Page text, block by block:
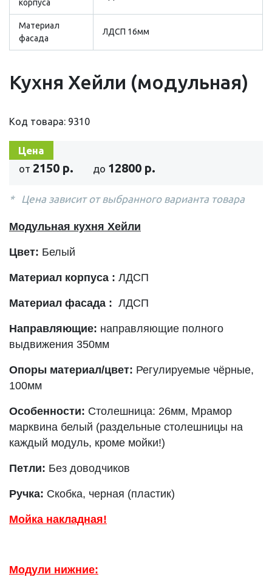
корпуса
Материал
фасада
ЛДСП 16мм
Кухня Хейли (модульная)
Код товара: 9310
Цена
от 2150 р. до 12800 р.
Цена зависит от выбранного варианта товара
Модульная кухня Хейли
Цвет: Белый
Материал корпуса : ЛДСП
Материал фасада : ЛДСП
Направляющие: направляющие полного
выдвижения 350мм
Опоры материал/цвет: Регулируемые чёрные,
100мм
Особенности: Столешница: 26мм, Мрамор
марквина белый (раздельные столешницы на
каждый модуль, кроме мойки!)
Петли: Без доводчиков
Ручка: Скобка, черная (пластик)
Мойка накладная!
Модули нижние: